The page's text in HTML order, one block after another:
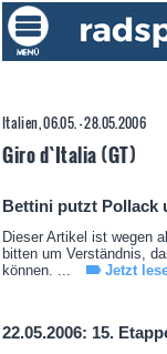
Italien, 06.05. - 28.05.2006
Giro d`Italia (GT)
Bettini putzt Pollack
Dieser Artikel ist wegen
bitten um Verständnis,
können. ...
Jetzt
22.05.2006: 15.